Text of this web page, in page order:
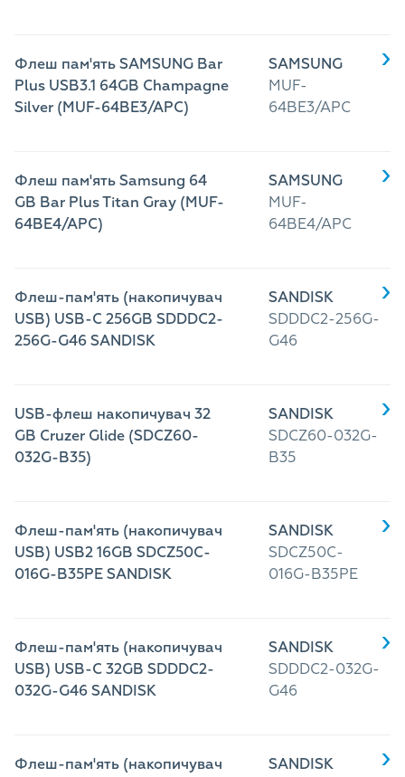
Флеш пам'ять SAMSUNG Bar
Plus USB3.1 64GB Champagne
Silver (MUF-64BE3/APC)
SAMSUNG
MUF-
64BE3/APC
Флеш пам'ять Samsung 64
GB Bar Plus Titan Gray (MUF-
64BE4/APC)
SAMSUNG
MUF-
64BE4/APC
Флеш-пам'ять (накопичувач
USB) USB-C 256GB SDDDC2-
256G-G46 SANDISK
SANDISK
SDDDC2-256G-
G46
USB-флеш накопичувач 32
GB Cruzer Glide (SDCZ60-
032G-B35)
SANDISK
SDCZ60-032G-
B35
Флеш-пам'ять (накопичувач
USB) USB2 16GB SDCZ50C-
016G-B35PE SANDISK
SANDISK
SDCZ50C-
016G-B35PE
Флеш-пам'ять (накопичувач
USB) USB-C 32GB SDDDC2-
032G-G46 SANDISK
SANDISK
SDDDC2-032G-
G46
Флеш-пам'ять (накопичувач
SANDISK